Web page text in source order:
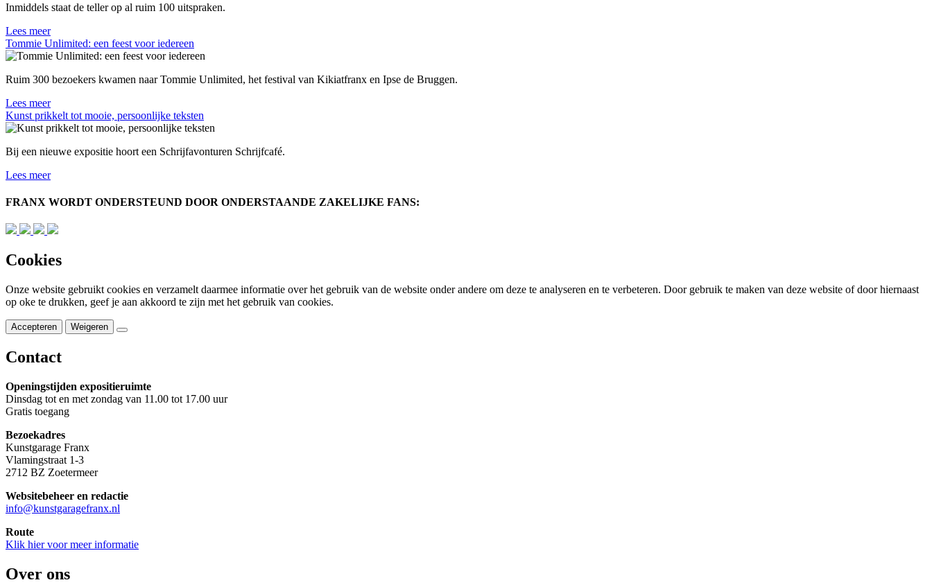
Inmiddels staat de teller op al ruim 100 uitspraken.
Lees meer
Tommie Unlimited: een feest voor iedereen
Ruim 300 bezoekers kwamen naar Tommie Unlimited, het festival van Kikiatfranx en Ipse de Bruggen.
Lees meer
Kunst prikkelt tot mooie, persoonlijke teksten
Bij een nieuwe expositie hoort een Schrijfavonturen Schrijfcafé.
Lees meer
FRANX WORDT ONDERSTEUND DOOR ONDERSTAANDE ZAKELIJKE FANS:
Cookies
Onze website gebruikt cookies en verzamelt daarmee informatie over het gebruik van de website onder andere om deze te analyseren en te verbeteren. Door gebruik te maken van deze website of door hiernaast
op oke te drukken, geef je aan akkoord te zijn met het gebruik van cookies.
Accepteren Weigeren
Contact
Openingstijden expositieruimte
Dinsdag tot en met zondag van 11.00 tot 17.00 uur
Gratis toegang
Bezoekadres
Kunstgarage Franx
Vlamingstraat 1-3
2712 BZ Zoetermeer
Websitebeheer en redactie
info@kunstgaragefranx.nl
Route
Klik hier voor meer informatie
Over ons